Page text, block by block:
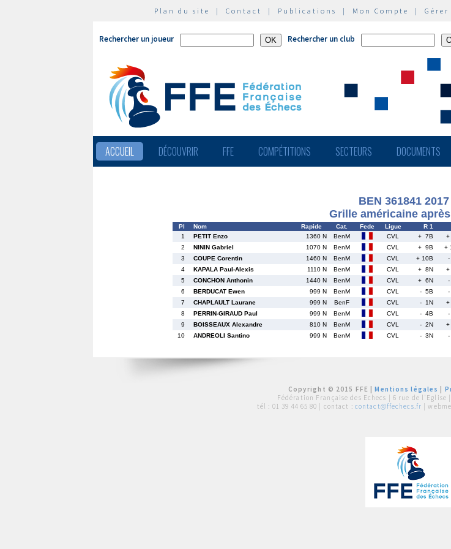
Plan du site | Contact | Publications | Mon Compte |
Rechercher un joueur Rechercher un club
ACCUEIL DÉCOUVRIR FFE COMPÉTITIONS SECTEURS DOCUMENTS
BEN 361841
Grille américaine
Pl Nom Rapide Cat. Fede Ligue R 1
1
PETIT Enzo 1360 N BenM CVL + 7B
2
NININ Gabriel 1070 N BenM CVL + 9B +
3
COUPE Corentin 1460 N BenM CVL + 10B
4
KAPALA Paul-Alexis 1110 N BenM CVL + 8N
5
CONCHON Anthonin 1440 N BenM CVL + 6N
6
BERDUCAT Ewen 999 N BenM CVL - 5B
7
CHAPLAULT Laurane 999 N BenF CVL - 1N
8
PERRIN-GIRAUD Paul 999 N BenM CVL - 4B
9
BOISSEAUX Alexandre 810 N BenM CVL - 2N
10
ANDREOLI Santino 999 N BenM CVL - 3N
Copyright © 2015 FFE |Mentions légales
Fédération Française des Echecs | 6 rue de l'Eglise |
tél : 01 39 44 65 80 | contact : contact@ffechecs.fr |